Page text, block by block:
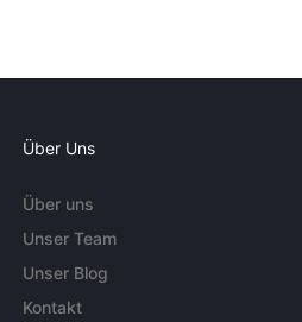
Über Uns
Über uns
Unser Team
Unser Blog
Kontakt